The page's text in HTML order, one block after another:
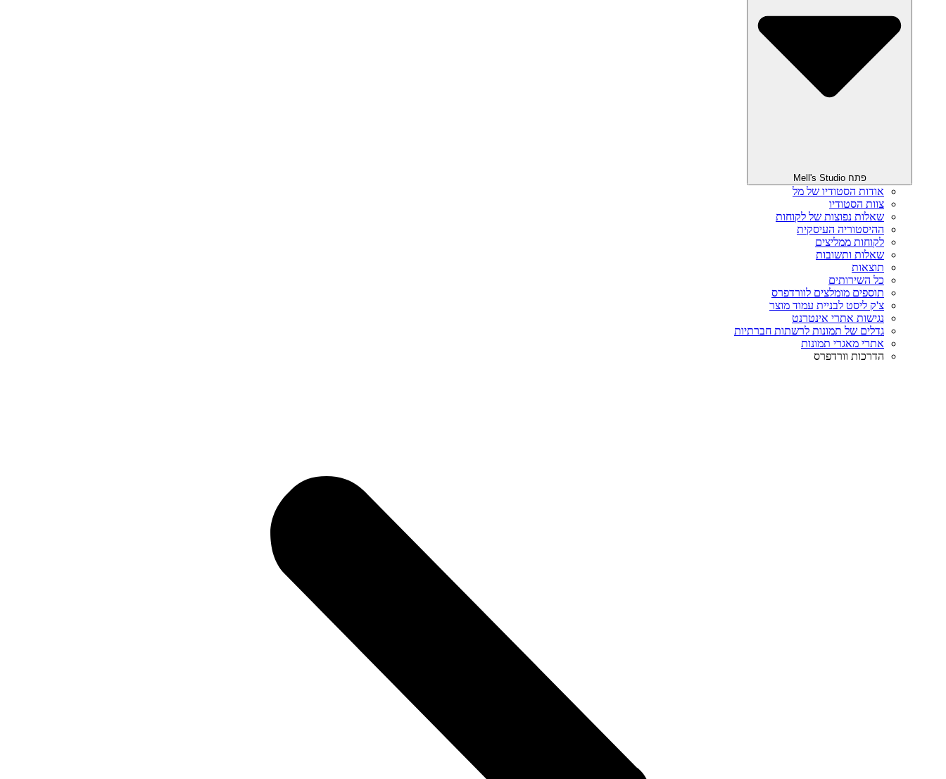
פתח Mell's Studio
אודות הסטודיו של מל
צוות הסטודיו
שאלות נפוצות של לקוחות
ההיסטוריה העיסקית
לקוחות ממליצים
שאלות ותשובות
תוצאות
כל השירותים
תוספים מומלצים לוורדפרס
צ'ק ליסט לבניית עמוד מוצר
נגישות אתרי אינטרנט
גדלים של תמונות לרשתות חברתיות
אתרי מאגרי תמונות
הדרכות וורדפרס